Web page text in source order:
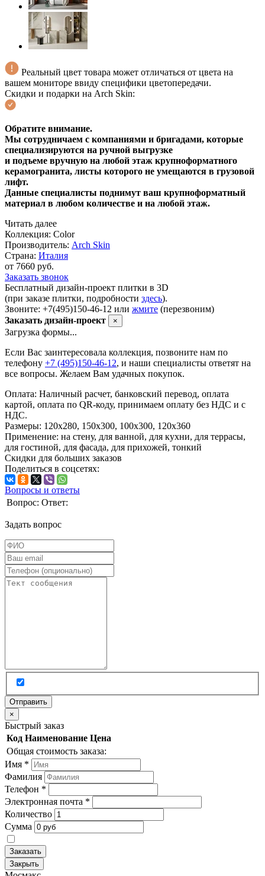
Реальный цвет товара может отличаться от цвета на
вашем мониторе ввиду специфики цветопередачи.
Скидки и подарки на Arch Skin:
Обратите внимание.
Мы сотрудничаем с компаниями и бригадами, которые
специализируются на ручной выгрузке
и подъеме вручную на любой этаж крупноформатного
керамогранита, листы которого не умещаются в грузовой
лифт.
Данные специалисты поднимут ваш крупноформатный
материал в любом количестве и на любой этаж.
Читать далее
Коллекция: Color
Производитель: Arch Skin
Страна: Италия
от 7660 руб.
Заказать звонок
Бесплатный дизайн-проект плитки в 3D
(при заказе плитки, подробности здесь).
Звоните: +7(495)150-46-12 или жмите (перезвоним)
Заказать дизайн-проект
×
Загрузка формы...
Если Вас заинтересовала коллекция, позвоните нам по
телефону +7 (495)150-46-12, и наши специалисты ответят на
все вопросы. Желаем Вам удачных покупок.
Оплата: Наличный расчет, банковский перевод, оплата
картой, оплата по QR-коду, принимаем оплату без НДС и с
НДС.
Размеры: 120х280, 150х300, 100х300, 120х360
Применение: на стену, для ванной, для кухни, для террасы,
для гостиной, для фасада, для прихожей, тонкий
Скидки для больших заказов
Поделиться в соцсетях:
Вопросы и ответы
Вопрос: Ответ:
Задать вопрос
×
Быстрый заказ
Код Наименование Цена
Общая стоимость заказа:
Имя *
Фамилия
Телефон *
Электронная почта *
Количество
Сумма
Заказать
Закрыть